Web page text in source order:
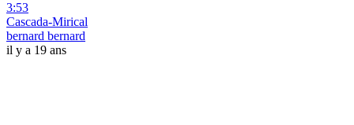
3:53
Cascada-Mirical
bernard bernard
il y a 19 ans